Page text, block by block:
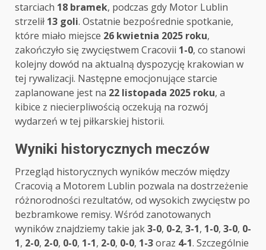
starciach 18 bramek, podczas gdy Motor Lublin
strzelił 13 goli. Ostatnie bezpośrednie spotkanie,
które miało miejsce 26 kwietnia 2025 roku,
zakończyło się zwycięstwem Cracovii 1-0, co stanowi
kolejny dowód na aktualną dyspozycję krakowian w
tej rywalizacji. Następne emocjonujące starcie
zaplanowane jest na 22 listopada 2025 roku, a
kibice z niecierpliwością oczekują na rozwój
wydarzeń w tej piłkarskiej historii.
Wyniki historycznych meczów
Przegląd historycznych wyników meczów między
Cracovią a Motorem Lublin pozwala na dostrzeżenie
różnorodności rezultatów, od wysokich zwycięstw po
bezbramkowe remisy. Wśród zanotowanych
wyników znajdziemy takie jak3-0, 0-2, 3-1, 1-0, 3-0, 0-
1, 2-0, 2-0, 0-0, 1-1, 2-0, 0-0, 1-3oraz 4-1. Szczególnie